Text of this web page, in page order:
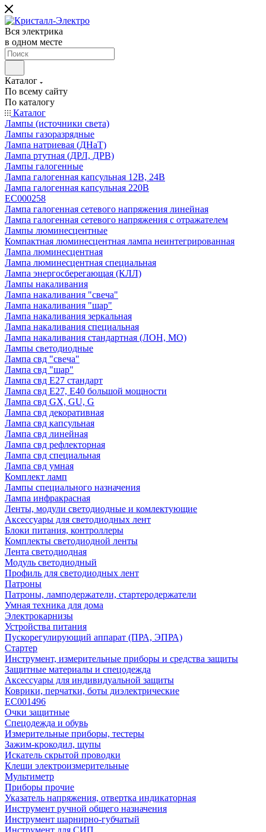
Вся электрика
в одном месте
Каталог
По всему сайту
По каталогу
Каталог
Лампы (источники света)
Лампы газоразрядные
Лампа натриевая (ДНаТ)
Лампа ртутная (ДРЛ, ДРВ)
Лампы галогенные
Лампа галогенная капсульная 12В, 24В
Лампа галогенная капсульная 220В
EC000258
Лампа галогенная сетевого напряжения линейная
Лампа галогенная сетевого напряжения с отражателем
Лампы люминесцентные
Компактная люминесцентная лампа неинтегрированная
Лампа люминесцентная
Лампа люминесцентная специальная
Лампа энергосберегающая (КЛЛ)
Лампы накаливания
Лампа накаливания "свеча"
Лампа накаливания "шар"
Лампа накаливания зеркальная
Лампа накаливания специальная
Лампа накаливания стандартная (ЛОН, МО)
Лампы светодиодные
Лампа свд "свеча"
Лампа свд "шар"
Лампа свд E27 стандарт
Лампа свд E27, Е40 большой мощности
Лампа свд GX, GU, G
Лампа свд декоративная
Лампа свд капсульная
Лампа свд линейная
Лампа свд рефлекторная
Лампа свд специальная
Лампа свд умная
Комплект ламп
Лампы специального назначения
Лампа инфракрасная
Ленты, модули светодиодные и комлектующие
Аксессуары для светодиодных лент
Блоки питания, контроллеры
Комплекты светодиодной ленты
Лента светодиодная
Модуль светодиодный
Профиль для светодиодных лент
Патроны
Патроны, ламподержатели, стартеродержатели
Умная техника для дома
Электрокарнизы
Устройства питания
Пускорегулирующий аппарат (ПРА, ЭПРА)
Стартер
Инструмент, измерительные приборы и средства защиты
Защитные материалы и спецодежда
Аксессуары для индивидуальной защиты
Коврики, перчатки, боты диэлектрические
EC001496
Очки защитные
Спецодежда и обувь
Измерительные приборы, тестеры
Зажим-крокодил, щупы
Искатель скрытой проводки
Клещи электроизмерительные
Мультиметр
Приборы прочие
Указатель напряжения, отвертка индикаторная
Инструмент ручной общего назначения
Инструмент шарнирно-губчатый
Инструмент для СИП